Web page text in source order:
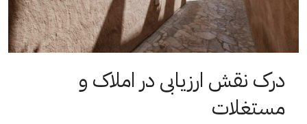
درک نقش ارزیابی در املاک و
مستغلات